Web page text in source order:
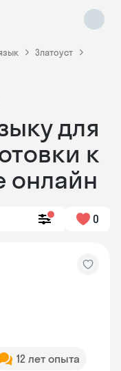
Златоуст
для
к
онлайн
0
12 лет опыта